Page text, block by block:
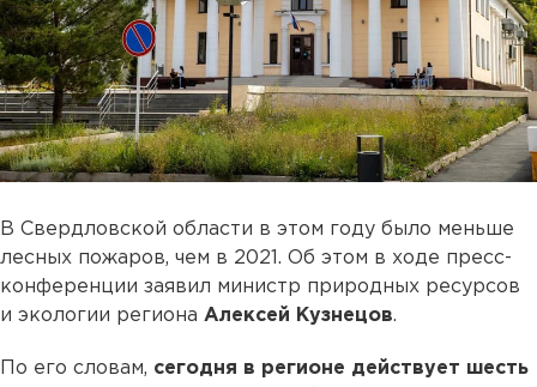
В Свердловской области в этом году было меньше
лесных пожаров, чем в 2021. Об этом в ходе пресс-
конференции заявил министр природных ресурсов
и экологии региона Алексей Кузнецов.
По его словам, сегодня в регионе действует шесть